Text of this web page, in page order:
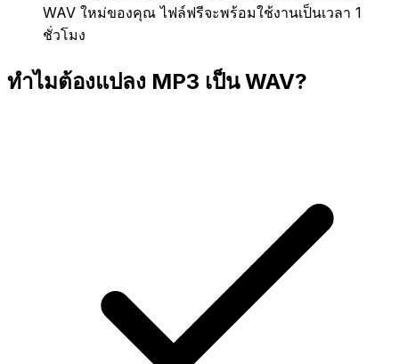
WAV ใหม่ของคุณ ไฟล์ฟรีจะพร้อมใช้งานเป็นเวลา 1
ชั่วโมง
ทำไมต้องแปลง MP3 เป็น WAV?